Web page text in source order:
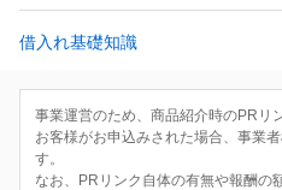
借入れ基礎知識
事業運営のため、商品紹介時のPRリ
お客様がお申込みされた場合、事業
す。
なお、PRリンク自体の有無や報酬の